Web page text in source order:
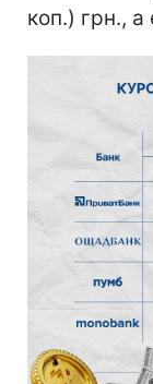
коп.) грн.,